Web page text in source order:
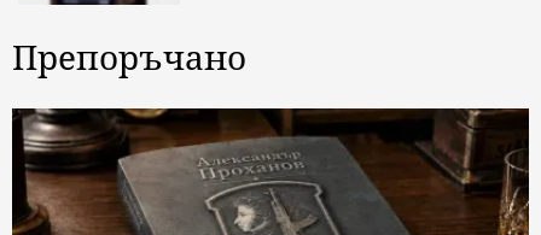
Препоръчано